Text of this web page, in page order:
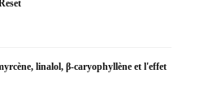
linalol, β-caryophyllène et l'effet